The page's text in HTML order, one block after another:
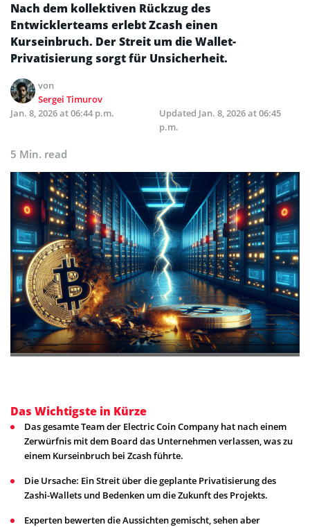
Nach dem kollektiven Rückzug des
Entwicklerteams erlebt Zcash einen
Kurseinbruch. Der Streit um die Wallet-
Privatisierung sorgt für Unsicherheit.
von
Sergei Timurov
Jan. 8, 2026 at 06:44 p.m.
Updated Jan. 8, 2026 at 06:45
p.m.
5 Min. read
Das Wichtigste in Kürze
Das gesamte Team der Electric Coin Company hat nach einem
Zerwürfnis mit dem Board das Unternehmen verlassen, was zu
einem Kurseinbruch bei Zcash führte.
Die Ursache: Ein Streit über die geplante Privatisierung des
Zashi-Wallets und Bedenken um die Zukunft des Projekts.
Experten bewerten die Aussichten gemischt, sehen aber